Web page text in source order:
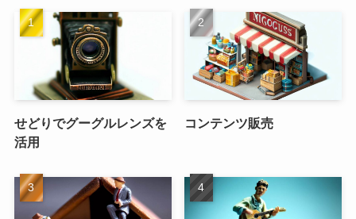
せどりでグーグルレンズを
活用
コンテンツ販売